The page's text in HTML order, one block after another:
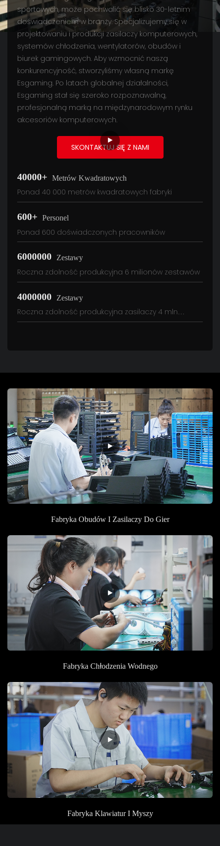
sportowych, może pochwalić się blisko 30-letnim
doświadczeniem w branży. Specjalizujemy się w
projektowaniu i produkcji zasilaczy komputerowych,
systemów chłodzenia, wentylatorów, obudów i
biurek gamingowych. Aby wzmocnić naszą
konkurencyjność, stworzyliśmy własną markę
Esgaming. Po latach globalnej działalności,
Esgaming stał się szeroko rozpoznawalną,
profesjonalną marką na międzynarodowym rynku
akcesoriów komputerowych.
SKONTAKTUJ SIĘ Z NAMI
40000+ Metrów Kwadratowych
Ponad 40 000 metrów kwadratowych fabryki
600+ Personel
Ponad 600 doświadczonych pracowników
6000000 Zestawy
Roczna zdolność produkcyjna 6 milionów zestawów
4000000 Zestawy
Roczna zdolność produkcyjna zasilaczy 4 mln
zestawów
Fabryka Obudów I Zasilaczy Do Gier
FabrykaChłodzenia Wodnego
Fabryka Klawiatur I Myszy